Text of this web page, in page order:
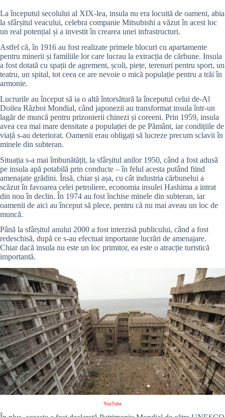
La începutul secolului al XIX-lea, insula nu era locuită de oameni, abia
la sfârșitul veacului, celebra companie Mitsubishi a văzut în acest loc
un real potențial și a investit în crearea unei infrastructuri.
Astfel că, în 1916 au fost realizate primele blocuri cu apartamente
pentru minerii și familiile lor care lucrau la extracția de cărbune. Insula
a fost dotată cu spații de agrement, școli, piețe, terenuri pentru sport, un
teatru, un spital, tot ceea ce are nevoie o mică populație pentru a trăi în
armonie.
Lucrurile au început să ia o altă întorsătură la începutul celui de-Al
Doilea Război Mondial, când japonezii au transformat insula într-un
lagăr de muncă pentru prizonierii chinezi și coreeni. Prin 1959, insula
avea cea mai mare densitate a populației de pe Pământ, iar condițiile de
viață s-au deteriorat. Oamenii erau obligați să lucreze precum sclavii în
minele din subteran.
Situația s-a mai îmbunătățit, la sfârșitul anilor 1950, când a fost adusă
pe insula apă potabilă prin conducte – în felul acesta putând fiind
amenajate grădini. Însă, chiar și așa, cu cât industria cărbunelui a
scăzut în favoarea celei petroliere, economia insulei Hashima a intrat
din nou în declin. În 1974 au fost închise minele din subteran, iar
oamenii de aici au început să plece, pentru că nu mai aveau un loc de
muncă.
Până la sfârșitul anului 2000 a fost interzisă publicului, când a fost
redeschisă, după ce s-au efectuat importante lucrări de amenajare.
Chiar dacă insula nu este un loc primitor, ea este o atracție turistică
importantă.
YouTube